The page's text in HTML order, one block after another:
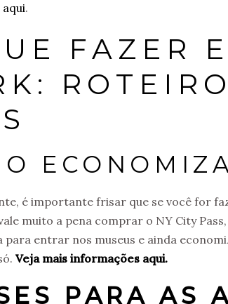
aqui.
FAZER
é importante frisar que se você for
muito a pena comprar o NY City
para entrar nos museus e ainda
Veja mais informações aqui.
PARA AS